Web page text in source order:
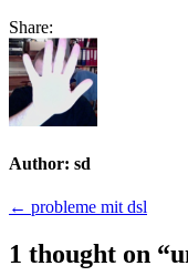
Share:
Author: sd
Post
navigation
← probleme mit dsl
1 thought on “